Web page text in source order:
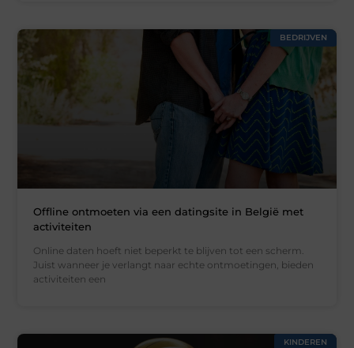
BEDRIJVEN
Offline ontmoeten via een datingsite in België met
activiteiten
Online daten hoeft niet beperkt te blijven tot een scherm.
Juist wanneer je verlangt naar echte ontmoetingen, bieden
activiteiten een
KINDEREN